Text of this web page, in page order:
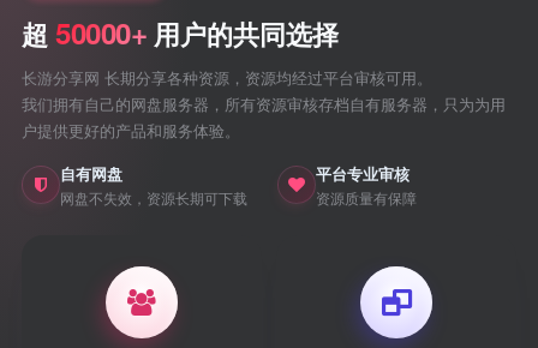
超50000+ 用户的共同选择
长游分享网 长期分享各种资源，资源均经过平台审核可用。
我们拥有自己的网盘服务器，所有资源审核存档自有服务器，只为为用
户提供更好的产品和服务体验。
自有网盘
网盘不失效，资源长期可下载
平台专业审核
资源质量有保障